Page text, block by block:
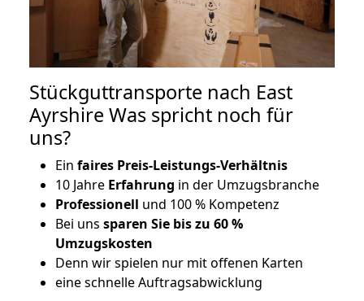
Stückguttransporte nach East
Ayrshire Was spricht noch für
uns?
Ein faires Preis-Leistungs-Verhältnis
10 Jahre Erfahrung in der Umzugsbranche
Professionell und 100 % Kompetenz
Bei uns sparen Sie bis zu 60 %
Umzugskosten
Denn wir spielen nur mit offenen Karten
eine schnelle Auftragsabwicklung